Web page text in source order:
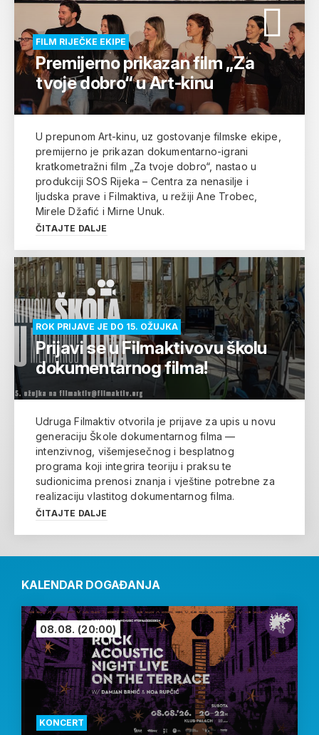
FILM RIJEČKE EKIPE
Premijerno prikazan film „Za
tvoje dobro“ u Art-kinu
U prepunom Art-kinu, uz gostovanje filmske ekipe,
premijerno je prikazan dokumentarno-igrani
kratkometražni film „Za tvoje dobro“, nastao u
produkciji SOS Rijeka – Centra za nenasilje i
ljudska prave i Filmaktiva, u režiji Ane Trobec,
Mirele Džafić i Mirne Unuk.
ČITAJTE DALJE
ROK PRIJAVE JE DO 15. OŽUJKA
Prijavi se u Filmaktivovu školu
dokumentarnog filma!
Udruga Filmaktiv otvorila je prijave za upis u novu
generaciju Škole dokumentarnog filma —
intenzivnog, višemjesečnog i besplatnog
programa koji integrira teoriju i praksu te
sudionicima prenosi znanja i vještine potrebne za
realizaciju vlastitog dokumentarnog filma.
ČITAJTE DALJE
KALENDAR DOGAĐANJA
KONCERT
08.08. (20:00)